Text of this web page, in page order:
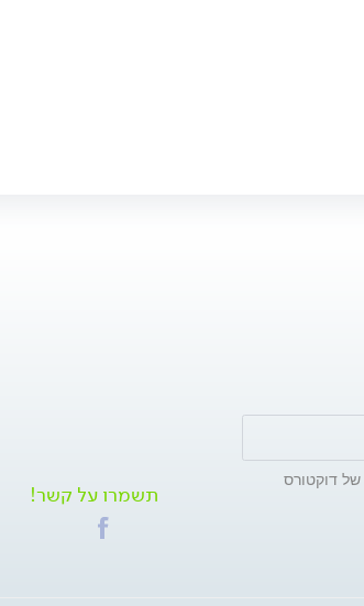
של דוקטורס
תשמרו על קשר!